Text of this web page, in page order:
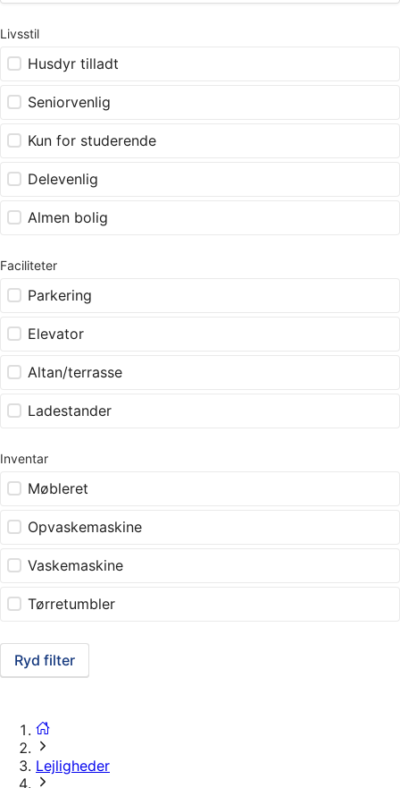
Livsstil
Husdyr tilladt
Seniorvenlig
Kun for studerende
Delevenlig
Almen bolig
Faciliteter
Parkering
Elevator
Altan/terrasse
Ladestander
Inventar
Møbleret
Opvaskemaskine
Vaskemaskine
Tørretumbler
Ryd filter
Lejligheder